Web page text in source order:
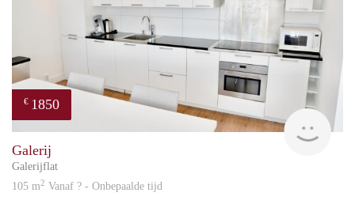
€ 1850
Galerij
Galerijflat
105 m2 Vanaf ? - Onbepaalde tijd